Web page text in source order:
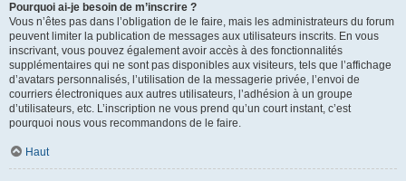
Pourquoi ai-je besoin de m’inscrire ?
Vous n’êtes pas dans l’obligation de le faire, mais les administrateurs du forum
peuvent limiter la publication de messages aux utilisateurs inscrits. En vous
inscrivant, vous pouvez également avoir accès à des fonctionnalités
supplémentaires qui ne sont pas disponibles aux visiteurs, tels que l’affichage
d’avatars personnalisés, l’utilisation de la messagerie privée, l’envoi de
courriers électroniques aux autres utilisateurs, l’adhésion à un groupe
d’utilisateurs, etc. L’inscription ne vous prend qu’un court instant, c’est
pourquoi nous vous recommandons de le faire.
Haut